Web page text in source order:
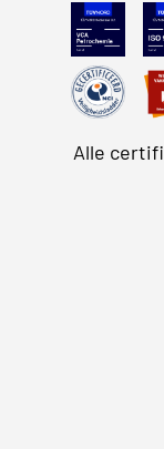
Alle